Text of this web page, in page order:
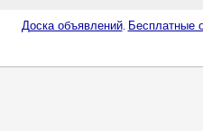
Доска объявлений. Бесплатные